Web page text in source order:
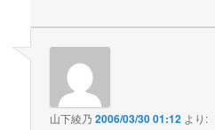
山下綾乃 2006/03/30 01:12 より: